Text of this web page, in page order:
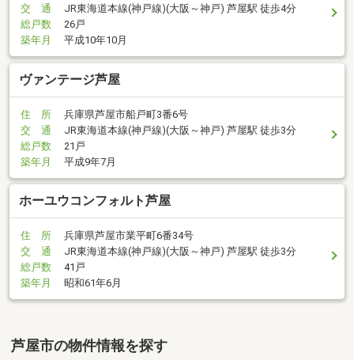
交 通
JR東海道本線(神戸線)(大阪～神戸) 芦屋駅 徒歩4分
総戸数
26戸
築年月
平成10年10月
ヴァンテージ芦屋
住 所
兵庫県芦屋市船戸町3番6号
交 通
JR東海道本線(神戸線)(大阪～神戸) 芦屋駅 徒歩3分
総戸数
21戸
築年月
平成9年7月
ホーユウコンフォルト芦屋
住 所
兵庫県芦屋市業平町6番34号
交 通
JR東海道本線(神戸線)(大阪～神戸) 芦屋駅 徒歩3分
総戸数
41戸
築年月
昭和61年6月
芦屋市の物件情報を探す